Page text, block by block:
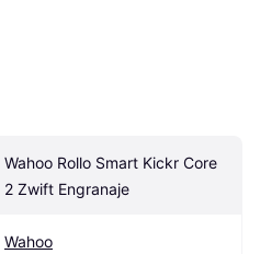
Wahoo Rollo Smart Kickr Core
2 Zwift Engranaje
Wahoo